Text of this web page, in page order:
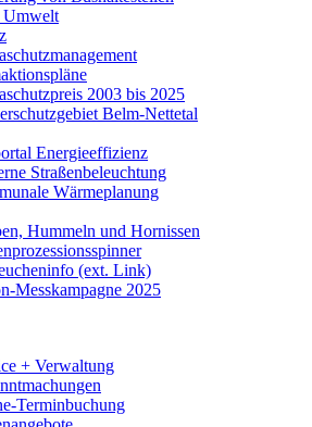
Umwelt
2003 bis 2025
Belm-Nettetal
Energieeffizienz
Straßenbeleuchtung
Wärmeplanung
Hummeln und Hornissen
(ext. Link)
Messkampagne 2025
+ Verwaltung
Terminbuchung